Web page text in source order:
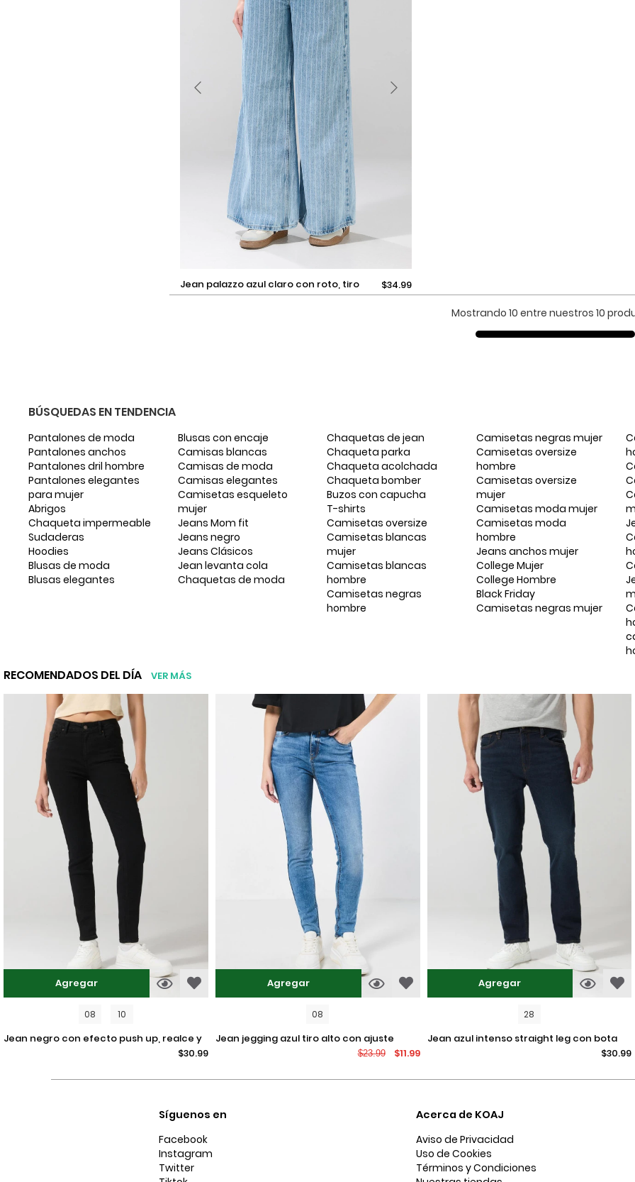
Selecciona una talla $34.99
jean palazzo azul claro con roto, tiro
Mostrando 10 entre nuestros 10
BÚSQUEDAS EN TENDENCIA
Pantalones de moda
Pantalones anchos
Pantalones dril hombre
Pantalones elegantes
para mujer
Abrigos
Chaqueta impermeable
Sudaderas
Hoodies
Blusas de moda
Blusas elegantes
Blusas con encaje
Camisas blancas
Camisas de moda
Camisas elegantes
Camisetas esqueleto
mujer
Jeans Mom fit
Jeans negro
Jeans Clásicos
Jean levanta cola
Chaquetas de moda
Chaquetas de jean
Chaqueta parka
Chaqueta acolchada
Chaqueta bomber
Buzos con capucha
T-shirts
Camisetas oversize
Camisetas blancas
mujer
Camisetas blancas
hombre
Camisetas negras
hombre
Camisetas negras mujer
Camisetas oversize
hombre
Camisetas oversize
mujer
Camisetas moda mujer
Camisetas moda
hombre
Jeans anchos mujer
College Mujer
College Hombre
Black Friday
Camisetas negras mujer
RECOMENDADOS DEL DÍA VER MÁS
Agregar
08 10
jean negro con efecto push up, realce y
$30.99
Agregar
08
jean jegging azul tiro alto con ajuste
$23.99 $11.99
Agregar
28
jean azul intenso straight leg con bota
$30.99
Síguenos en
Facebook
Instagram
Twitter
Acerca de KOAJ
Aviso de Privacidad
Uso de Cookies
Términos y Condiciones